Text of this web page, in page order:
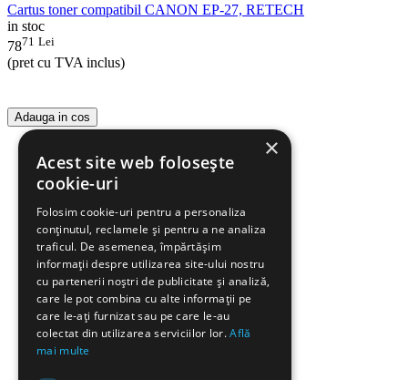
Cartus toner compatibil CANON EP-27, RETECH
in stoc
7871 Lei
(pret cu TVA inclus)
Adauga in cos
×
Acest site web folosește
cookie-uri
Folosim cookie-uri pentru a personaliza
conținutul, reclamele și pentru a ne analiza
traficul. De asemenea, împărtășim
informații despre utilizarea site-ului nostru
cu partenerii noștri de publicitate și analiză,
care le pot combina cu alte informații pe
care le-ați furnizat sau pe care le-au
colectat din utilizarea serviciilor lor.Află
mai multe